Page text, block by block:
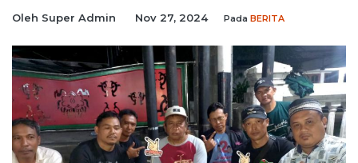
Oleh Super Admin Nov 27, 2024 Pada BERITA